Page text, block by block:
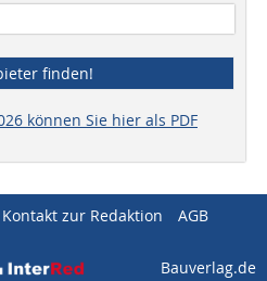
finden!
können Sie hier als PDF
Kontakt zur Redaktion
AGB
Bauverlag.de